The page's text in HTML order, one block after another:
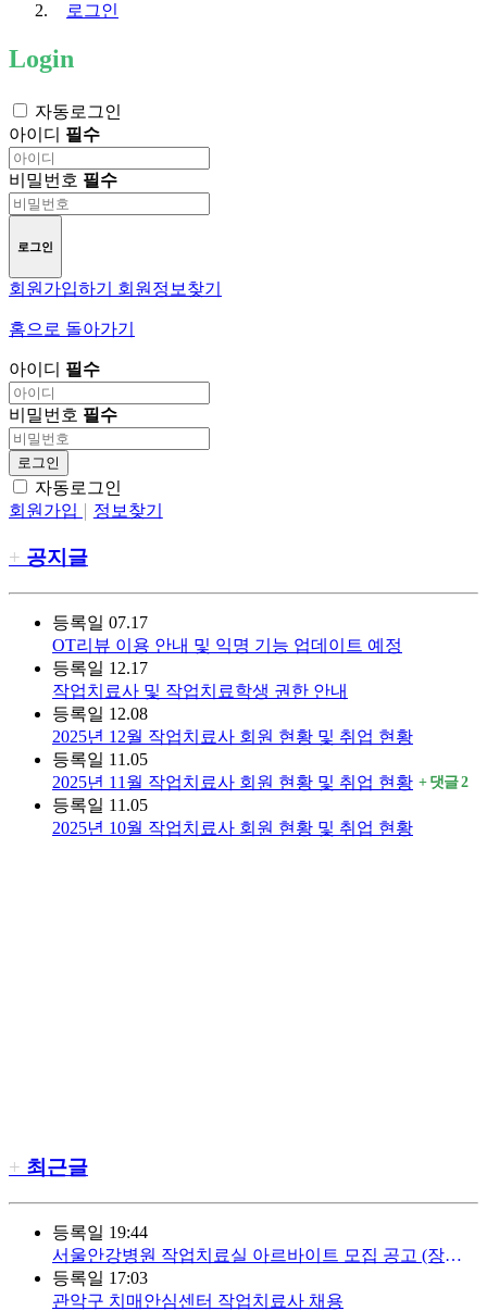
로그인
Login
자동로그인
아이디 필수
비밀번호 필수
로그인
회원가입하기 회원정보찾기
홈으로 돌아가기
아이디 필수
비밀번호 필수
로그인
자동로그인
회원가입
정보찾기
공지글
등록일 07.17
OT리뷰 이용 안내 및 익명 기능 업데이트 예정
등록일 12.17
작업치료사 및 작업치료학생 권한 안내
등록일 12.08
2025년 12월 작업치료사 회원 현황 및 취업 현황
등록일 11.05
2025년 11월 작업치료사 회원 현황 및 취업 현황
댓글2
등록일 11.05
2025년 10월 작업치료사 회원 현황 및 취업 현황
최근글
등록일 19:44
서울안강병원 작업치료실 아르바이트 모집 공고 (장기근무 우대)
등록일 17:03
관악구 치매안심센터 작업치료사 채용